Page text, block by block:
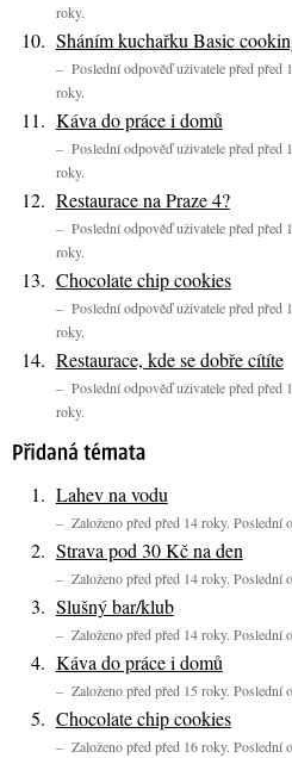
roky.
Sháním kuchařku Basic
– Poslední odpověď uživatele před před
roky.
Káva do práce i domů
– Poslední odpověď uživatele před před
roky.
Restaurace na Praze 4?
– Poslední odpověď uživatele před před
roky.
Chocolate chip cookies
– Poslední odpověď uživatele před před
roky.
Restaurace, kde se dobře cítíte
– Poslední odpověď uživatele před před
roky.
Lahev na vodu
– Založeno před před 14 roky. Poslední
Strava pod 30 Kč na den
– Založeno před před 14 roky. Poslední
Slušný bar/klub
– Založeno před před 14 roky. Poslední
Káva do práce i domů
– Založeno před před 15 roky. Poslední
Chocolate chip cookies
– Založeno před před 16 roky. Poslední